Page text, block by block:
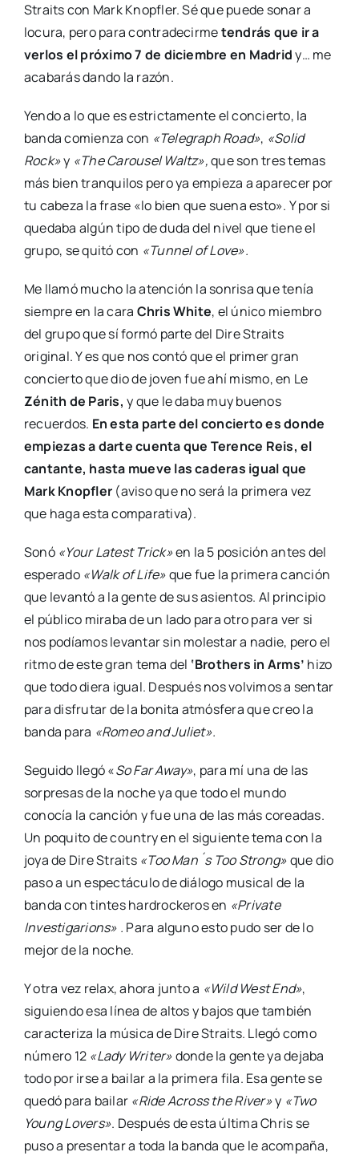
Straits con Mark Knopfler. Sé que puede sonar a
locura, pero para contradecirmetendrás que ir a
verlos el próximo 7 de diciembre en Madridy… me
acabarás dando la razón.
Yendo a lo que es estrictamente el concierto, la
banda comienza con «Telegraph Road», «Solid
Rock»y «The Carousel Waltz»,que son tres temas
más bien tranquilos pero ya empieza a aparecer por
tu cabeza la frase «lo bien que suena esto». Y por si
quedaba algún tipo de duda del nivel que tiene el
grupo, se quitó con «Tunnel of Love».
Me llamó mucho la atención la sonrisa que tenía
siempre en la cara Chris White, el único miembro
del grupo que sí formó parte del Dire Straits
original. Y es que nos contó que el primer gran
concierto que dio de joven fue ahí mismo, en Le
Zénith de Paris,y que le daba muy buenos
recuerdos. En esta parte del concierto es donde
empiezas a darte cuenta que Terence Reis, el
cantante, hasta mueve las caderas igual que
Mark Knopfler (aviso que no será la primera vez
que haga esta comparativa).
Sonó«Your Latest Trick»en la 5 posición antes del
esperado «Walk of Life»que fue la primera canción
que levantó a la gente de sus asientos. Al principio
el público miraba de un lado para otro para ver si
nos podíamos levantar sin molestar a nadie, pero el
ritmo de este gran tema del ‘Brothers in Arms’ hizo
que todo diera igual. Después nos volvimos a sentar
para disfrutar de la bonita atmósfera que creo la
banda para «Romeo and Juliet».
Seguido llegó «So Far Away», para mí una de las
sorpresas de la noche ya que todo el mundo
conocía la canción y fue una de las más coreadas.
Un poquito de country en el siguiente tema con la
joya de Dire Straits «Too Man´s Too Strong»que dio
paso a un espectáculo de diálogo musical de la
banda con tintes hardrockeros en «Private
Investigarions» . Para alguno esto pudo ser de lo
mejor de la noche.
Y otra vez relax, ahora junto a «Wild West End»,
siguiendo esa línea de altos y bajos que también
caracteriza la música de Dire Straits. Llegó como
número 12 «Lady Writer»donde la gente ya dejaba
todo por irse a bailar a la primera fila. Esa gente se
quedó para bailar «Ride Across the River»y «Two
Young Lovers». Después de esta última Chris se
puso a presentar a toda la banda que le acompaña,